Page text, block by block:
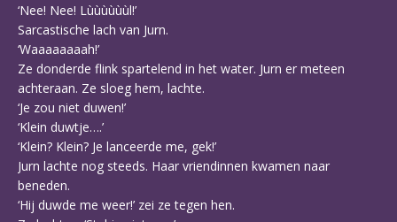
‘Nee! Nee! Lùùùùùùl!’
Sarcastische lach van Jurn.
‘Waaaaaaaah!’
Ze donderde flink spartelend in het water. Jurn er meteen
achteraan. Ze sloeg hem, lachte.
‘Je zou niet duwen!’
‘Klein duwtje….’
‘Klein? Klein? Je lanceerde me, gek!’
Jurn lachte nog steeds. Haar vriendinnen kwamen naar
beneden.
‘Hij duwde me weer!’ zei ze tegen hen.